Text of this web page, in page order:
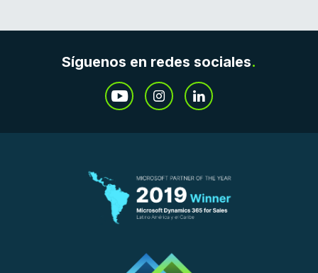
Síguenos en redes sociales.